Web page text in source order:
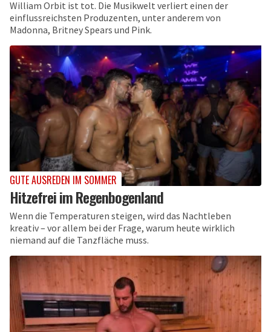
William Orbit ist tot. Die Musikwelt verliert einen der
einflussreichsten Produzenten, unter anderem von
Madonna, Britney Spears und Pink.
GUTE AUSREDEN IM SOMMER
Hitzefrei im Regenbogenland
Wenn die Temperaturen steigen, wird das Nachtleben
kreativ – vor allem bei der Frage, warum heute wirklich
niemand auf die Tanzfläche muss.